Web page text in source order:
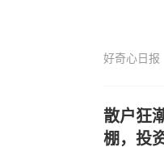
好奇心日报
散户狂
棚，投